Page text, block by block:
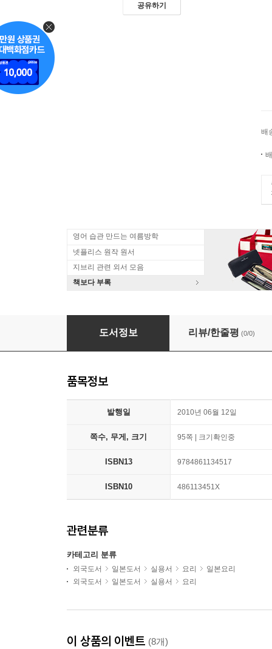
공유하기
배
영어 습관 만드는 여름방학
넷플리스 원작 원서
지브리 관련 외서 모음
책보다 부록
家で食べるごはんが一番アルネのかんたん料理
도서정보 리뷰/한줄평 (0/0)
품목정보
발행일 2010년 06월 12일
쪽수, 무게, 크기 95쪽 | 크기확인중
ISBN13 9784861134517
ISBN10 486113451X
관련분류
카테고리 분류
외국도서 일본도서 실용서 요리
일본요리
외국도서
일본도서 실용서 요리
이 상품의 이벤트 (8개)